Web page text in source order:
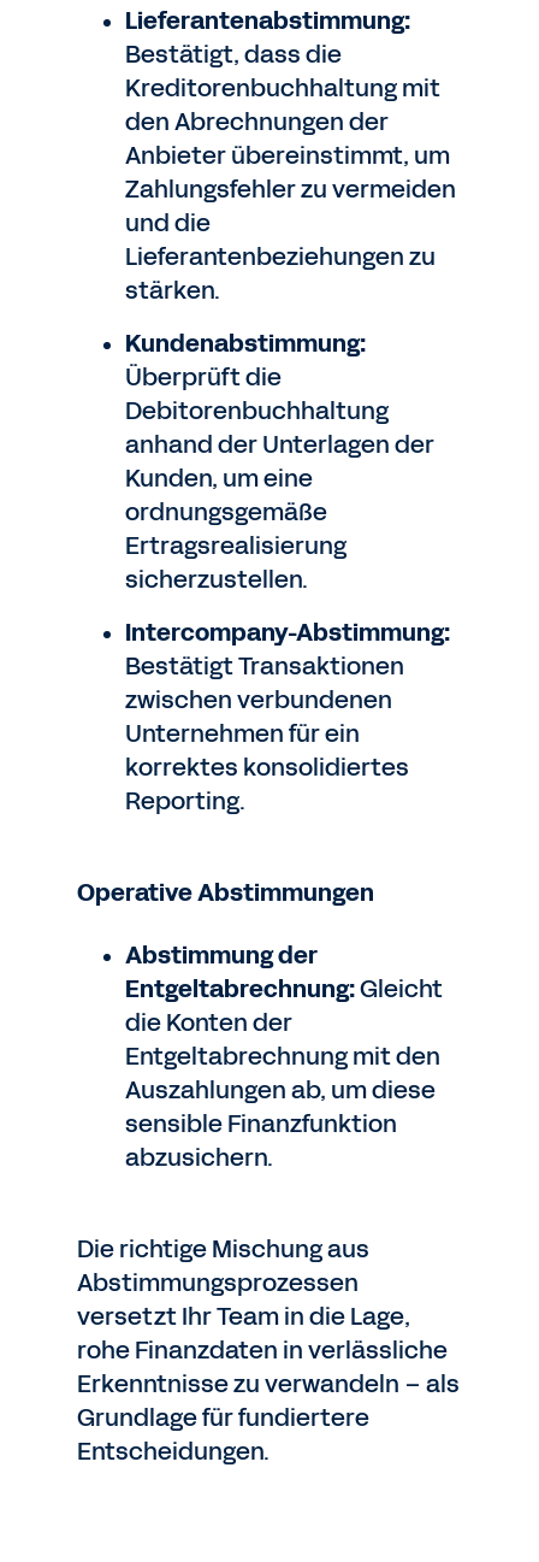
Lieferantenabstimmung:
Bestätigt, dass die
Kreditorenbuchhaltung mit
den Abrechnungen der
Anbieter übereinstimmt, um
Zahlungsfehler zu vermeiden
und die
Lieferantenbeziehungen zu
stärken.
Kundenabstimmung:
Überprüft die
Debitorenbuchhaltung
anhand der Unterlagen der
Kunden, um eine
ordnungsgemäße
Ertragsrealisierung
sicherzustellen.
Intercompany-Abstimmung:
Bestätigt Transaktionen
zwischen verbundenen
Unternehmen für ein
korrektes konsolidiertes
Reporting.
Operative Abstimmungen
Abstimmung der
Entgeltabrechnung:Gleicht
die Konten der
Entgeltabrechnung mit den
Auszahlungen ab, um diese
sensible Finanzfunktion
abzusichern.
Die richtige Mischung aus
Abstimmungsprozessen
versetzt Ihr Team in die Lage,
rohe Finanzdaten in verlässliche
Erkenntnisse zu verwandeln – als
Grundlage für fundiertere
Entscheidungen.